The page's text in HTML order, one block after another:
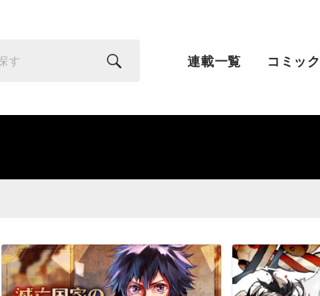
連載一覧 コミッ